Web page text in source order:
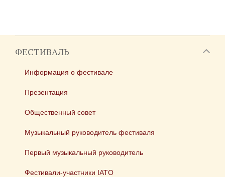
ФЕСТИВАЛЬ
Информация о фестивале
Презентация
Общественный совет
Музыкальный руководитель фестиваля
Первый музыкальный руководитель
Фестивали-участники IATO